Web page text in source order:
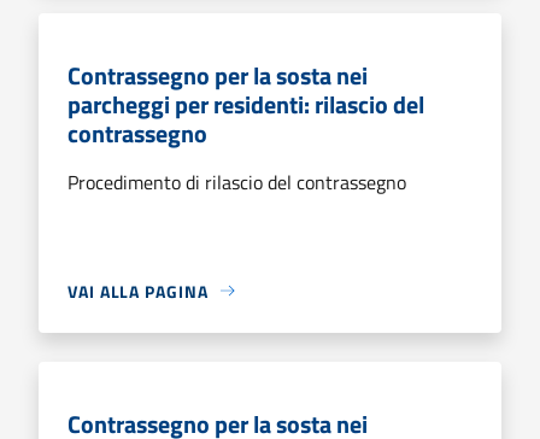
Contrassegno per la sosta nei
parcheggi per residenti: rilascio del
contrassegno
Procedimento di rilascio del contrassegno
VAI ALLA PAGINA
Contrassegno per la sosta nei